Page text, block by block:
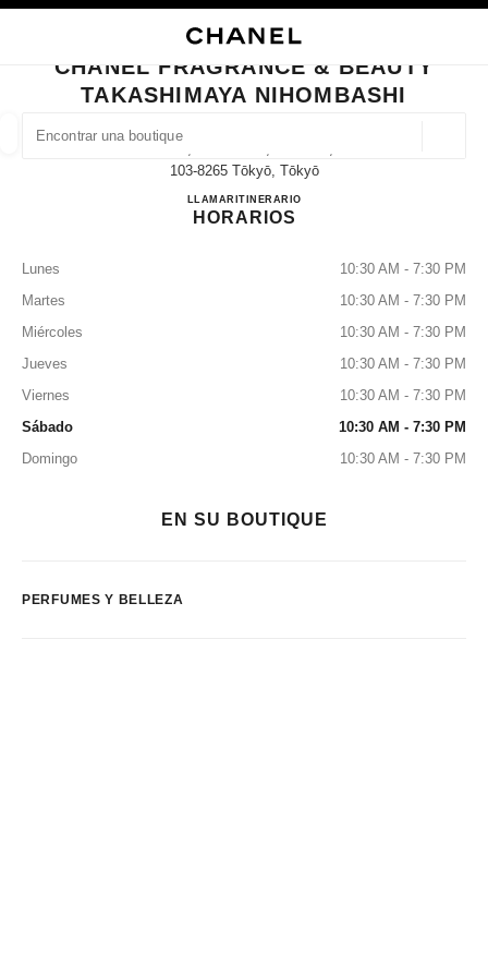
BUSCAR UNA BOUTIQUE
las sugerencias se muestran debajo de esta barra de búsqueda
0 Sugerencias disponibles
CERRAR TARJETA DE BOUTIQUE CHANEL FRAGRANCE & BEAUTY
CHANEL FRAGRANCE & BEAUTY
TAKASHIMAYA NIHOMBASHI
2-4-1, Nihonbashi, Chuo-Ku,
103-8265 Tōkyō, Tōkyō
LLAMAR03-3274-3880
ITINERARIOCHANEL FRAGRANCE &
HORARIOS
Lunes
10:30 AM - 7:30 PM
Martes
10:30 AM - 7:30 PM
Miércoles
10:30 AM - 7:30 PM
Jueves
10:30 AM - 7:30 PM
Viernes
10:30 AM - 7:30 PM
Sábado
10:30 AM - 7:30 PM
Domingo
10:30 AM - 7:30 PM
EN SU BOUTIQUE
PERFUMES Y BELLEZA
RELOJERÍA Y JOYERÍA